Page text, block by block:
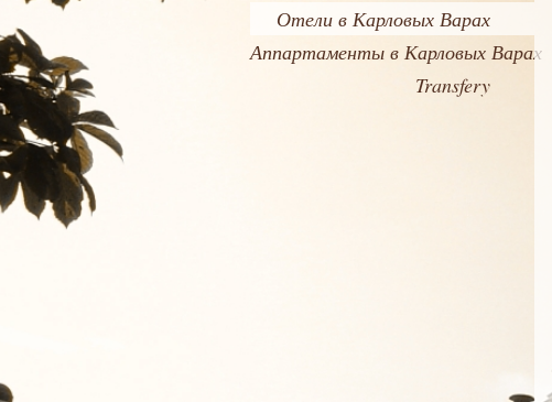
Отели в Карловых Варах
Аппартаменты в Карловых Варах
Transfery